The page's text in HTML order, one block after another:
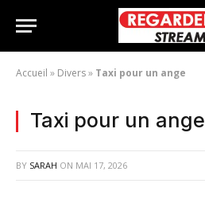
Accueil » Divers» Taxi pour un ange
Taxi pour un ange
BY SARAH ON MAI 17, 2026